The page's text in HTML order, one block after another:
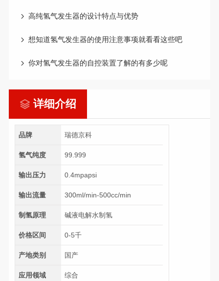
高纯氢气发生器的设计特点与优势
想知道氢气发生器的使用注意事项就看看这些吧
你对氢气发生器的自控装置了解的有多少呢
详细介绍
品牌 瑞德京科
氢气纯度 99.999
输出压力 0.4mpapsi
输出流量 300ml/min-500cc/min
制氢原理 碱液电解水制氢
价格区间 0-5千
产地类别 国产
应用领域 综合